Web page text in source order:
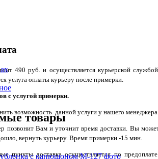
490 руб. и осуществляется курьерской
услуга оплаты курьеру после примерки.
с услугой примерки.
возможность данной услуги у нашего
позвонит Вам и уточнит время доставки. Вы
вернуть курьеру. Время примерки -15 мин.
пункты доставка осуществляется по
товары